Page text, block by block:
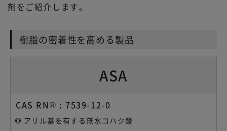
剤をご紹介します。
樹脂の密着性を高める製品
ASA
CAS RN® : 7539-12-0
アリル基を有する無水コハク酸